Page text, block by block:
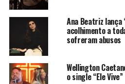
Ana Beatriz lança
acolhimento a
sofreram abusos
Wellington
o single “Ele Vive”